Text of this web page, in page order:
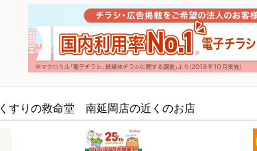
くすりの救命堂 南延岡店の近くのお店